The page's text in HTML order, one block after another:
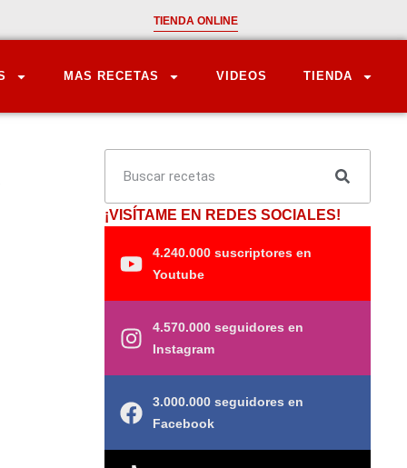
TIENDA ONLINE
MAS RECETAS VIDEOS TIENDA
¡VISÍTAME EN REDES SOCIALES!
4.240.000 suscriptores en
Youtube
4.570.000 seguidores en
Instagram
3.000.000 seguidores en
Facebook